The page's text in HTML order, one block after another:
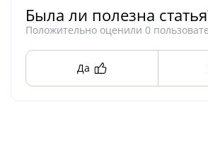
Была ли полезна
Положительно оценили 0
Да